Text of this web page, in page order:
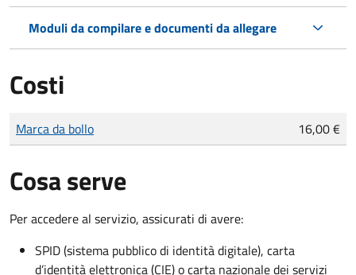
Moduli da compilare e documenti da allegare
Costi
Tipo di pagamento
Importo
Marca da bollo 16,00 €
Cosa serve
Per accedere al servizio, assicurati di avere:
SPID (sistema pubblico di identità digitale), carta
d’identità elettronica (CIE) o carta nazionale dei servizi